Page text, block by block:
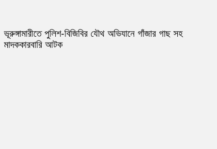
ভূরুঙ্গামারীতে পুলিশ-বিজিবির যৌথ অভিযানে গাঁজার গাছ সহ
মাদককারবারি আটক